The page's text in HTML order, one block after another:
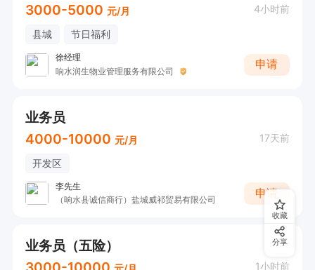
3000-5000 元/月 4小时前
县城 节日福利
徐经理
响水润生物业管理服务有限公司
申请
业务员
4000-10000 元/月 17天前
开发区
李先生
（响水县诚信商行）盐城威祁贸易有限公司
申请
业务员（五险）
1小时前
收藏
分享